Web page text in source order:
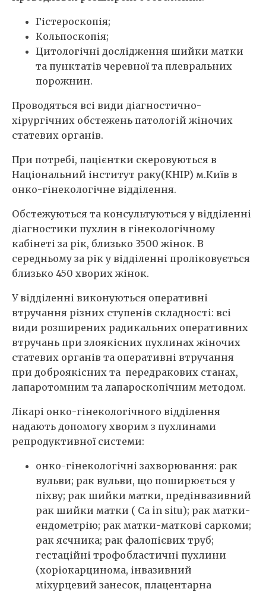
Гістероскопія;
Кольпоскопія;
Цитологічні дослідження шийки матки
та пунктатів черевної та плевральних
порожнин.
Проводяться всі види діагностично-
хірургічних обстежень патологій жіночих
статевих органів.
При потребі, пацієнтки скеровуються в
Національний інститут раку(КНІР) м.Київ в
онко-гінекологічне відділення.
Обстежуються та консультуються у відділенні
діагностики пухлин в гінекологічному
кабінеті за рік, близько 3500 жінок. В
середньому за рік у відділенні проліковується
близько 450 хворих жінок.
У відділенні виконуються оперативні
втручання різних ступенів складності: всі
види розширених радикальних оперативних
втручань при злоякісних пухлинах жіночих
статевих органів та оперативні втручання
при доброякісних та передракових станах,
лапаротомним та лапароскопічним методом.
Лікарі онко-гінекологічного відділення
надають допомогу хворим з пухлинами
репродуктивної системи:
онко-гінекологічні захворювання: рак
вульви; рак вульви, що поширюється у
піхву; рак шийки матки, предінвазивний
рак шийки матки ( Ca in situ); рак матки-
ендометрію; рак матки-маткові саркоми;
рак яєчника; рак фалопієвих труб;
гестаційні трофобластичні пухлини
(хоріокарцинома, інвазивний
міхурцевий занесок, плацентарна